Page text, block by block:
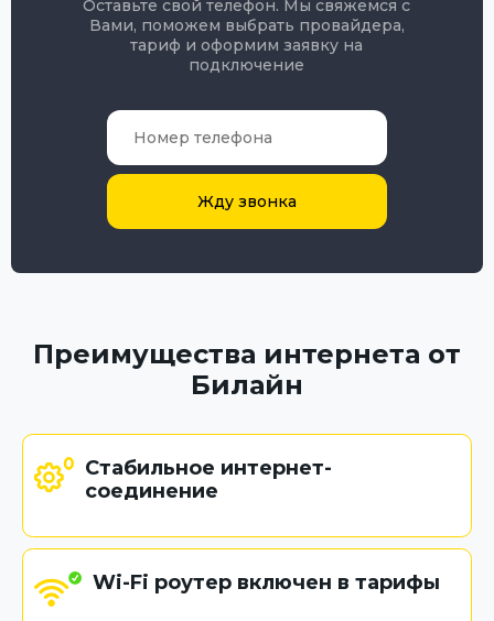
Оставьте свой телефон. Мы свяжемся с
Вами, поможем выбрать провайдера,
тариф и оформим заявку на
подключение
Жду звонка
Преимущества интернета от
Билайн
Стабильное интернет-
соединение
Wi-Fi роутер включен в тарифы